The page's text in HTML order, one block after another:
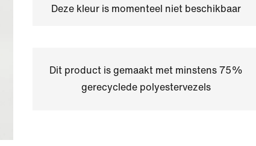
Deze kleur is momenteel niet beschikbaar
Dit product is gemaakt met minstens 75%
gerecyclede polyestervezels